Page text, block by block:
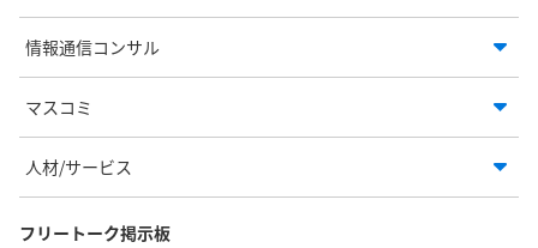
情報通信コンサル
マスコミ
人材/サービス
フリートーク掲示板